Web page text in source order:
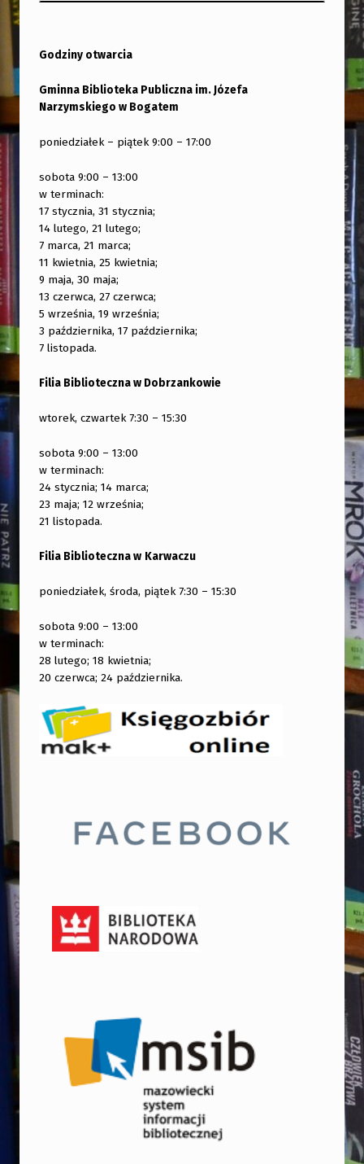
Godziny otwarcia
Gminna Biblioteka Publiczna im. Józefa
Narzymskiego w Bogatem
poniedziałek – piątek 9:00 – 17:00
sobota 9:00 – 13:00
w terminach:
17 stycznia, 31 stycznia;
14 lutego, 21 lutego;
7 marca, 21 marca;
11 kwietnia, 25 kwietnia;
9 maja, 30 maja;
13 czerwca, 27 czerwca;
5 września, 19 września;
3 października, 17 października;
7 listopada.
Filia Biblioteczna w Dobrzankowie
wtorek, czwartek 7:30 – 15:30
sobota 9:00 – 13:00
w terminach:
24 stycznia; 14 marca;
23 maja; 12 września;
21 listopada.
Filia Biblioteczna w Karwaczu
poniedziałek, środa, piątek 7:30 – 15:30
sobota 9:00 – 13:00
w terminach:
28 lutego; 18 kwietnia;
20 czerwca; 24 października.